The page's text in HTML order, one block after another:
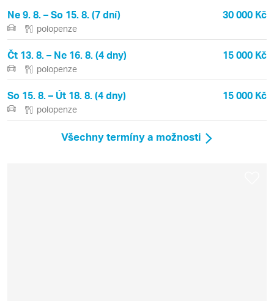
Ne 9. 8. – So 15. 8. (7 dní) 30 000 Kč
polopenze
Čt 13. 8. – Ne 16. 8. (4 dny) 15 000 Kč
polopenze
So 15. 8. – Út 18. 8. (4 dny) 15 000 Kč
polopenze
Všechny termíny a možnosti